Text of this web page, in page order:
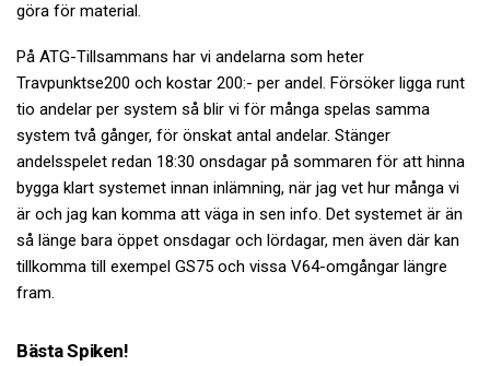
göra för material.
På ATG-Tillsammans har vi andelarna som heter
Travpunktse200 och kostar 200:- per andel. Försöker ligga runt
tio andelar per system så blir vi för många spelas samma
system två gånger, för önskat antal andelar. Stänger
andelsspelet redan 18:30 onsdagar på sommaren för att hinna
bygga klart systemet innan inlämning, när jag vet hur många vi
är och jag kan komma att väga in sen info. Det systemet är än
så länge bara öppet onsdagar och lördagar, men även där kan
tillkomma till exempel GS75 och vissa V64-omgångar längre
fram.
Bästa Spiken!